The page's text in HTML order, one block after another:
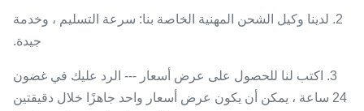
2. لدينا وكيل الشحن المهنية الخاصة بنا: سرعة التسليم ، وخدمة
جيدة.
3. اكتب لنا للحصول على عرض أسعار --- الرد عليك في غضون
24 ساعة ، يمكن أن يكون عرض أسعار واحد جاهزًا خلال دقيقتين